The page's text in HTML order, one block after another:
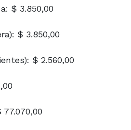
$ 3.850,00
$ 3.850,00
$ 2.560,00